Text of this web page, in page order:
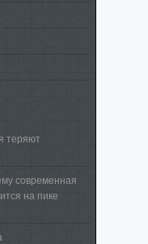
теряют
современная
на пике